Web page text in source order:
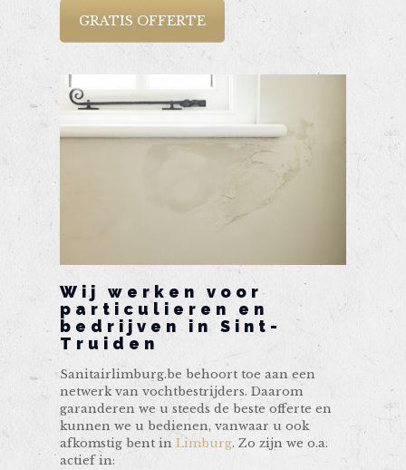
GRATIS OFFERTE
Wij werken voor
particulieren en
bedrijven in Sint-
Truiden
Sanitairlimburg.be behoort toe aan een
netwerk van vochtbestrijders. Daarom
garanderen we u steeds de beste offerte en
kunnen we u bedienen, vanwaar u ook
afkomstig bent inLimburg. Zo zijn we o.a.
actief in: